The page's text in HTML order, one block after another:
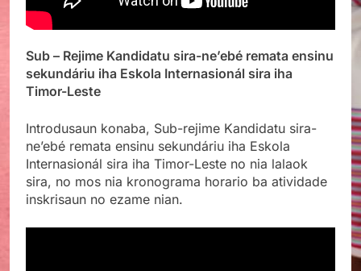
Sub – Rejime Kandidatu sira-ne’ebé remata ensinu
sekundáriu iha Eskola Internasionál sira iha
Timor-Leste
Introdusaun konaba, Sub-rejime Kandidatu sira-
ne’ebé remata ensinu sekundáriu iha Eskola
Internasionál sira iha Timor-Leste no nia lalaok
sira, no mos nia kronograma horario ba atividade
inskrisaun no ezame nian.